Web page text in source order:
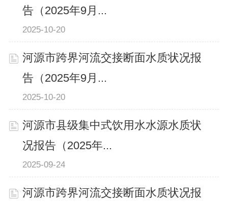
告（2025年9月...
2025-10-20
河源市跨界河流交接断面水质状况报
告（2025年9月...
2025-10-20
河源市县级集中式饮用水水源水质状
况报告（2025年...
2025-09-24
河源市跨界河流交接断面水质状况报